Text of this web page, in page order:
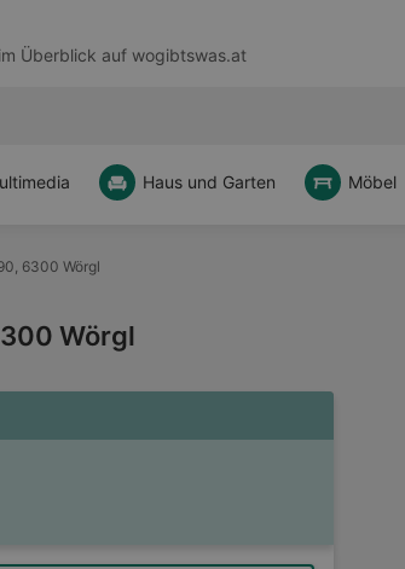
Überblick auf wogibtswas.at
Haus und Garten Möbel
6300 Wörgl
Wörgl